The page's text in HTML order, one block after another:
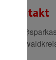
Kontakt